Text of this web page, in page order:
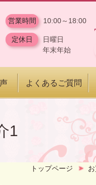
営業時間 10:00～18:00
定休日
日曜日
年末年始
よくあるご質問
1
トップページ